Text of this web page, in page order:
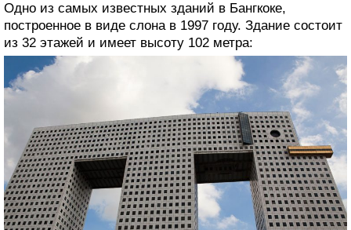
Одно из самых известных зданий в Бангкоке,
построенное в виде слона в 1997 году. Здание состоит
из 32 этажей и имеет высоту 102 метра: